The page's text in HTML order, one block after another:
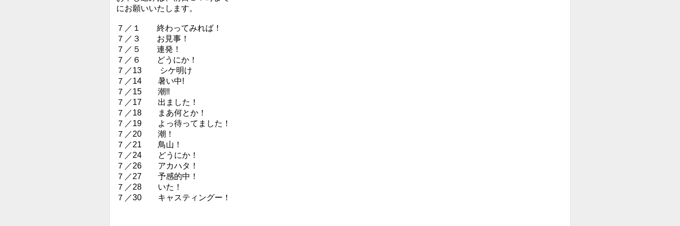
にお願いいたします。
７／１ 終わってみれば！
７／３ お見事！
７／５ 連発！
７／６ どうにか！
７／13 シケ明け
７／14 暑い中!
７／15 潮‼︎
７／17 出ました！
７／18 まあ何とか！
７／19 よっ待ってました！
７／20 潮！
７／21 鳥山！
７／24 どうにか！
７／26 アカハタ！
７／27 予感的中！
７／28 いた！
７／30 キャスティングー！